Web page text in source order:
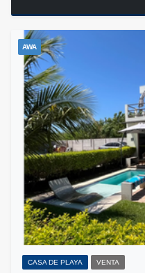
AWA
CASA DE PLAYA VENTA